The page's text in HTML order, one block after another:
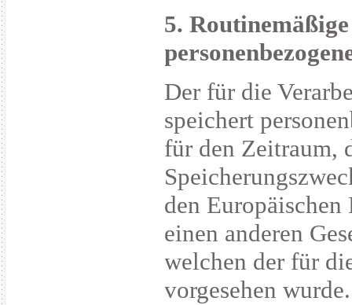
5.
Der für die
speichert
für den Zeitraum,
den
einen anderen
welchen der für
vorgesehen wurde.